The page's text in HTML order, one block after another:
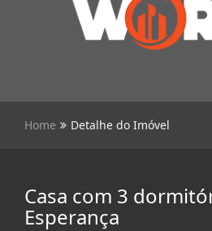
Home Detalhe do Imóvel
Casa com 3
Esperança